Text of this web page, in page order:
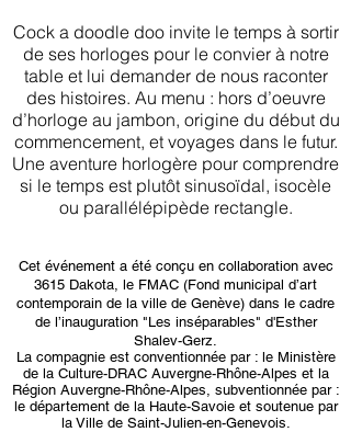
Cock a doodle doo invite le temps à sortir
de ses horloges pour le convier à notre
table et lui demander de nous raconter
des histoires. Au menu : hors d’oeuvre
d’horloge au jambon, origine du début du
commencement, et voyages dans le futur.
Une aventure horlogère pour comprendre
si le temps est plutôt sinusoïdal, isocèle
ou parallélépipède rectangle.
Cet événement a été conçu en collaboration avec
3615 Dakota, le FMAC (Fond municipal d’art
contemporain de la ville de Genève) dans le cadre
de l’inauguration "Les inséparables" d'Esther
Shalev-Gerz.
La compagnie est conventionnée par : le Ministère
de la Culture-DRAC Auvergne-Rhône-Alpes et la
Région Auvergne-Rhône-Alpes, subventionnée par :
le département de la Haute-Savoie et soutenue par
la Ville de Saint-Julien-en-Genevois.